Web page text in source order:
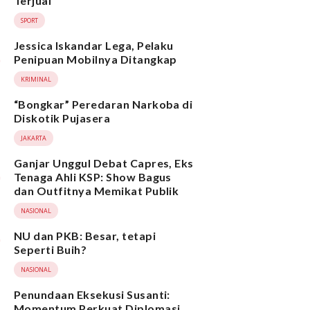
SPORT
Jessica Iskandar Lega, Pelaku
Penipuan Mobilnya Ditangkap
KRIMINAL
“Bongkar” Peredaran Narkoba di
Diskotik Pujasera
JAKARTA
Ganjar Unggul Debat Capres, Eks
Tenaga Ahli KSP: Show Bagus
dan Outfitnya Memikat Publik
NASIONAL
NU dan PKB: Besar, tetapi
Seperti Buih?
NASIONAL
Penundaan Eksekusi Susanti: